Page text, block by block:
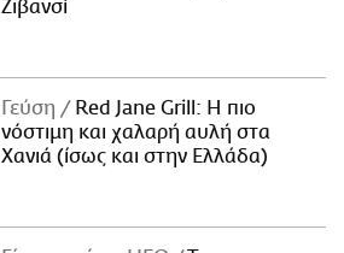
Ζιβανσί
Γεύση
Red Jane Grill: Η πιο
νόστιμη και χαλαρή αυλή στα
Χανιά (ίσως και στην Ελλάδα)